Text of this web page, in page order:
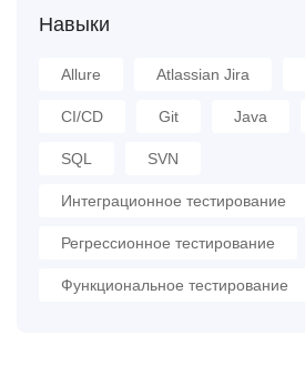
Навыки
Allure Atlassian Jira
CI/CD Git Java
SQL SVN
Интеграционное тестирование
Регрессионное тестирование
Функциональное тестирование